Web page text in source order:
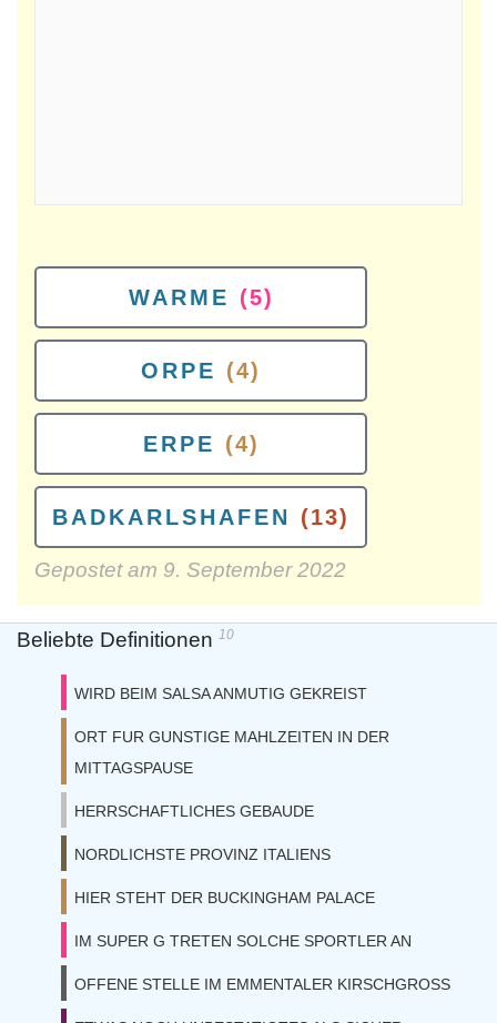
WARME (5)
ORPE (4)
ERPE (4)
BADKARLSHAFEN (13)
Gepostet am 9. September 2022
Beliebte Definitionen 10
WIRD BEIM SALSA ANMUTIG GEKREIST
ORT FUR GUNSTIGE MAHLZEITEN IN DER
MITTAGSPAUSE
HERRSCHAFTLICHES GEBAUDE
NORDLICHSTE PROVINZ ITALIENS
HIER STEHT DER BUCKINGHAM PALACE
IM SUPER G TRETEN SOLCHE SPORTLER AN
OFFENE STELLE IM EMMENTALER KIRSCHGROSS